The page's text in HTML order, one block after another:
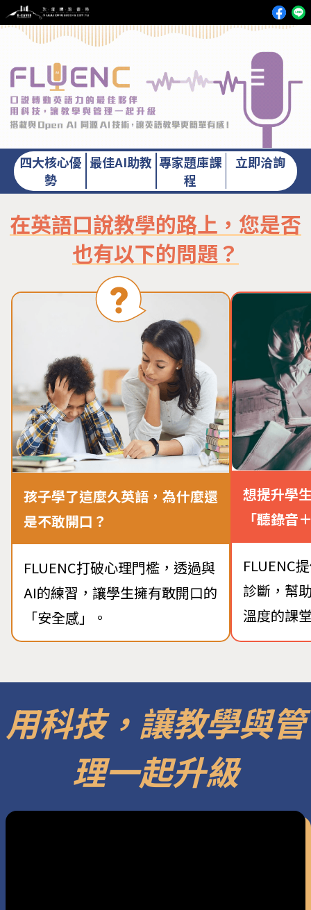
四大核心優
勢
最佳AI助教 專家題庫課
程
立即洽詢
在英語口說教學的路上，您是否
也有以下的問題？
孩子學了這麼久英語，為什麼還
是不敢開口？
FLUENC打破心理門檻，透過與
AI的練習，讓學生擁有敢開口的
「安全感」。
想提升學
「聽錄音
FLUENC
診斷，幫
溫度的課
用科技，讓教學與管
理一起升級